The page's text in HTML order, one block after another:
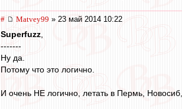
# Matvey99 » 23 май 2014 10:22
Superfuzz,
-------
Ну да.
Потому что это логично.
И очень НЕ логично, летать в Пермь,